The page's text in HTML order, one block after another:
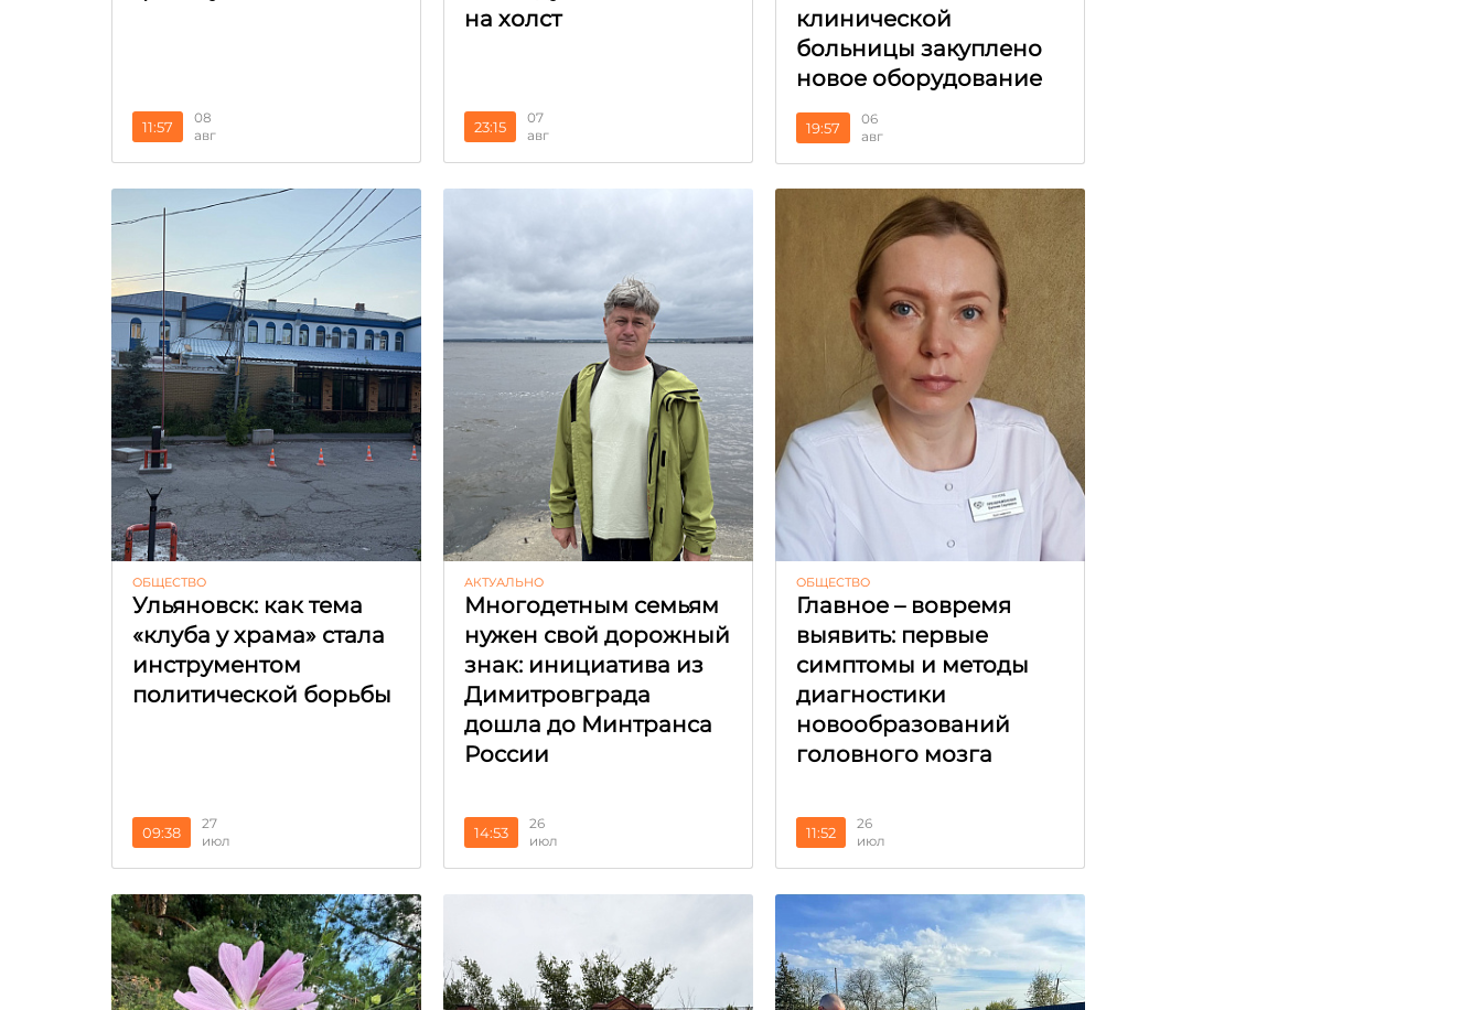
11:57
08
авг
на холст
23:15
07
авг
клинической
больницы закуплено
новое оборудование
19:57
06
авг
ОБЩЕСТВО
Ульяновск: как тема
«клуба у храма» стала
инструментом
политической борьбы
09:38
27
июл
АКТУАЛЬНО
Многодетным семьям
нужен свой дорожный
знак: инициатива из
Димитровграда
дошла до Минтранса
России
14:53
26
июл
ОБЩЕСТВО
Главное – вовремя
выявить: первые
симптомы и методы
диагностики
новообразований
головного мозга
11:52
26
июл